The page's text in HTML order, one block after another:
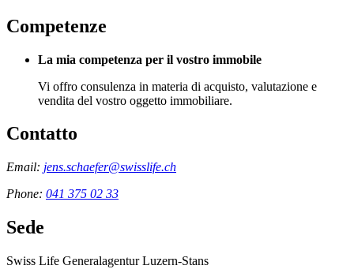
Competenze
La mia competenza per il vostro immobile
Vi offro consulenza in materia di acquisto, valutazione e
vendita del vostro oggetto immobiliare.
Contatto
Email: jens.schaefer@swisslife.ch
Phone: 041 375 02 33
Sede
Swiss Life Generalagentur Luzern-Stans